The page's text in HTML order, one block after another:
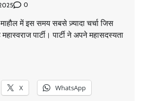
0
में इस समय सबसे ज़्यादा चर्चा जिस
महास्वराज पार्टी। पार्टी ने अपने महासदस्यता
X WhatsApp
रणनीति
January 1, 2026